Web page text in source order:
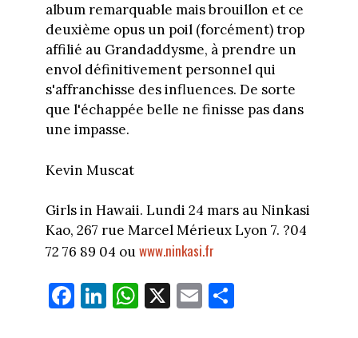
album remarquable mais brouillon et ce
deuxième opus un poil (forcément) trop
affilié au Grandaddysme, à prendre un
envol définitivement personnel qui
s'affranchisse des influences. De sorte
que l'échappée belle ne finisse pas dans
une impasse.
Kevin Muscat
Girls in Hawaii. Lundi 24 mars au Ninkasi
Kao, 267 rue Marcel Mérieux Lyon 7. ?04
72 76 89 04 ouwww.ninkasi.fr
Fa
ce
Li
nk
W
ha
X E
m
Pa